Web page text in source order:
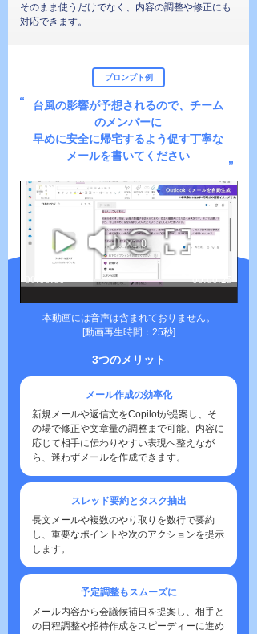
そのまま使うだけでなく、内容の調整や修正にも
対応できます。
プロンプト例
台風の影響が予想されるので、チーム
のメンバーに
早めに安全に帰宅するよう促す丁寧な
メールを書いてください
本動画には音声は含まれておりません。
[動画再生時間：25秒]
3つのメリット
メール作成の効率化
新規メールや返信文をCopilotが提案し、そ
の場で修正や文章量の調整まで可能。内容に
応じて相手に伝わりやすい表現へ整えなが
ら、迷わずメールを作成できます。
スレッド要約とタスク抽出
長文メールや複数のやり取りを数行で要約
し、重要なポイントや次のアクションを提示
します。
予定調整もスムーズに
メール内容から会議候補日を提案し、相手と
の日程調整や招待作成をスピーディーに進め